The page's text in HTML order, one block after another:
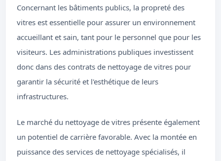
Concernant les bâtiments publics, la propreté des
vitres est essentielle pour assurer un environnement
accueillant et sain, tant pour le personnel que pour les
visiteurs. Les administrations publiques investissent
donc dans des contrats de nettoyage de vitres pour
garantir la sécurité et l'esthétique de leurs
infrastructures.
Le marché du nettoyage de vitres présente également
un potentiel de carrière favorable. Avec la montée en
puissance des services de nettoyage spécialisés, il